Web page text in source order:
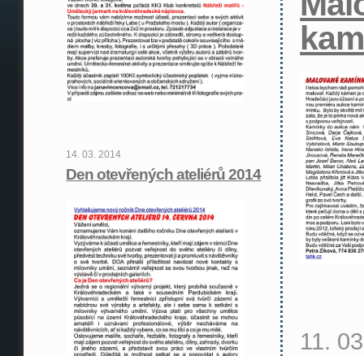
14. 03. 2014
Den otevřených ateliérů 2014
11.